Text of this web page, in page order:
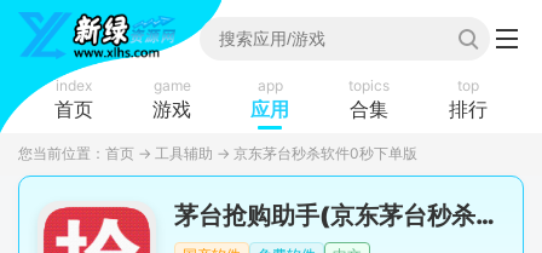
index
首页
game
游戏
app
应用
topics
合集
top
排行
您当前位置： 首页 → 工具辅助 → 京东茅台秒杀软件0秒下单版
茅台抢购助手(京东茅台秒杀软件安卓版)